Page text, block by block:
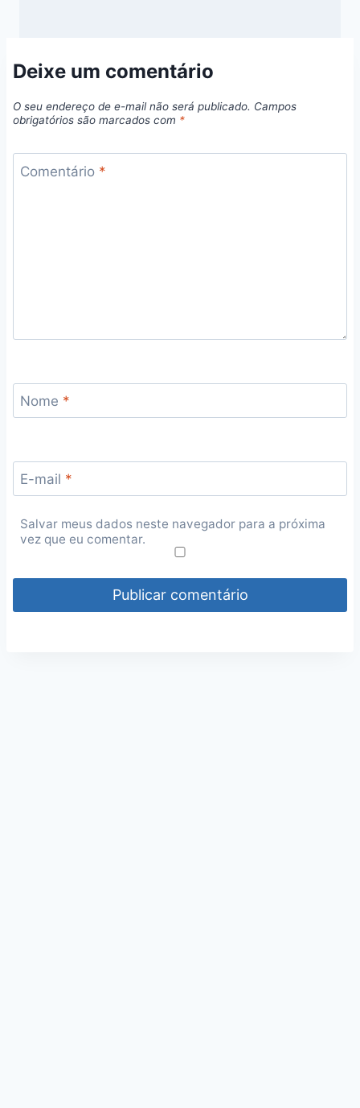
Deixe um comentário
O seu endereço de e-mail não será publicado. Campos
obrigatórios são marcados com *
Comentário *
Nome *
E-mail *
Salvar meus dados neste navegador para a próxima
vez que eu comentar.